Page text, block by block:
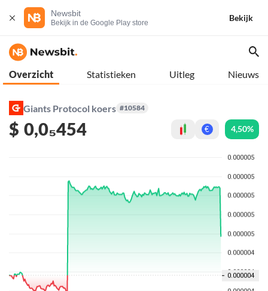
Newsbit
Bekijk in de Google Play store
Bekijk
Overzicht Statistieken Uitleg Nieuws
Giants Protocol koers #10584
$ 0,0₅454 € 4,50%